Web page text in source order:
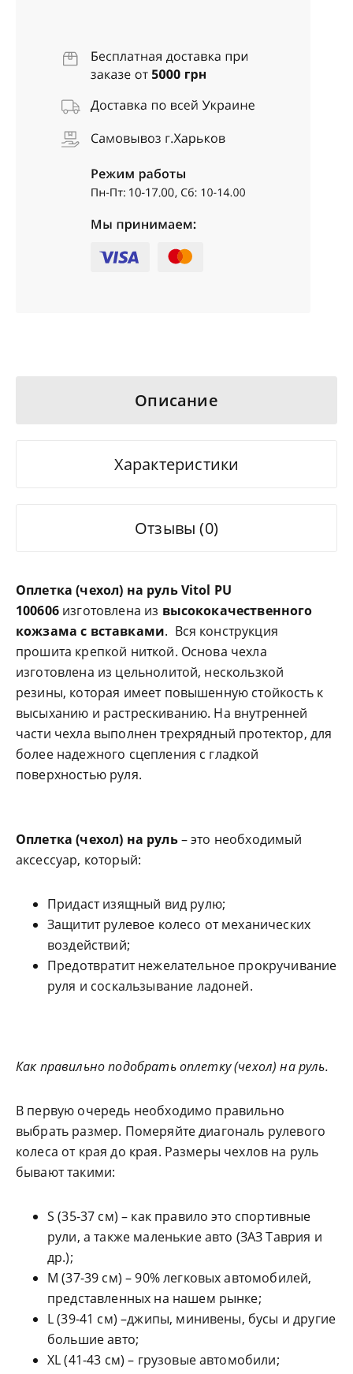
Описание
Характеристики
Отзывы (0)
Оплетка (чехол) на руль Vitol PU
100606изготовлена из высококачественного
кожзама с вставками. Вся конструкция
прошита крепкой ниткой. Основа чехла
изготовлена из цельнолитой, нескользкой
резины, которая имеет повышенную стойкость к
высыханию и растрескиванию. На внутренней
части чехла выполнен трехрядный протектор, для
более надежного сцепления с гладкой
поверхностью руля.
Оплетка (чехол) на руль– это необходимый
аксессуар, который:
Придаст изящный вид рулю;
Защитит рулевое колесо от механических
воздействий;
Предотвратит нежелательное прокручивание
руля и соскальзывание ладоней.
Как правильно подобрать оплетку (чехол) на руль.
В первую очередь необходимо правильно
выбрать размер. Померяйте диагональ рулевого
колеса от края до края. Размеры чехлов на руль
бывают такими:
S (35-37 см) – как правило это спортивные
рули, а также маленькие авто (ЗАЗ Таврия и
др.);
М (37-39 см) – 90% легковых автомобилей,
представленных на нашем рынке;
L (39-41 см) –джипы, минивены, бусы и другие
большие авто;
XL (41-43 см) – грузовые автомобили;